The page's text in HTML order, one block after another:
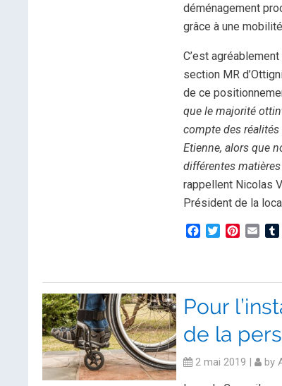
déménagement
grâce à une
C’est
section MR
de ce
que le majorité
compte des
Etienne, alors que
différentes
rappellent Nicolas
Président de la
Facebook
TwitterPinterest
Email
Pour
de la
2 mai 2019 | by